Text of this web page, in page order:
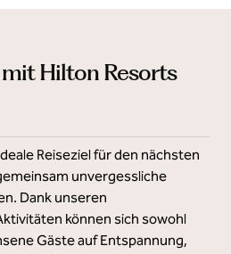
Hilton Resorts
Reiseziel für den nächsten
unvergessliche
Dank unseren
können sich sowohl
Gäste auf Entspannung,